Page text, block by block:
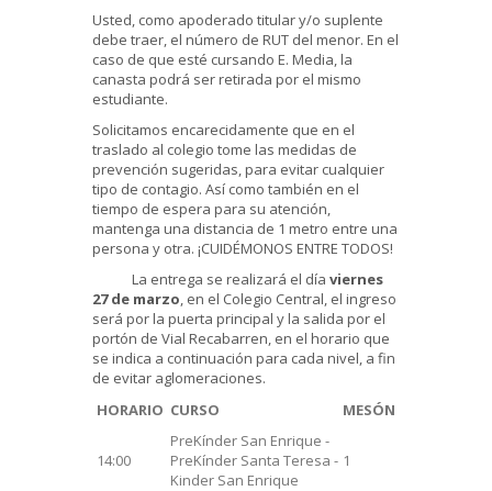
Usted, como apoderado titular y/o suplente
debe traer, el número de RUT del menor. En el
caso de que esté cursando E. Media, la
canasta podrá ser retirada por el mismo
estudiante.
Solicitamos encarecidamente que en el
traslado al colegio tome las medidas de
prevención sugeridas, para evitar cualquier
tipo de contagio. Así como también en el
tiempo de espera para su atención,
mantenga una distancia de 1 metro entre una
persona y otra. ¡CUIDÉMONOS ENTRE TODOS!
La entrega se realizará el día viernes
27 de marzo, en el Colegio Central, el ingreso
será por la puerta principal y la salida por el
portón de Vial Recabarren, en el horario que
se indica a continuación para cada nivel, a fin
de evitar aglomeraciones.
HORARIO CURSO MESÓN
14:00
PreKínder San Enrique -
PreKínder Santa Teresa -
Kinder San Enrique
1